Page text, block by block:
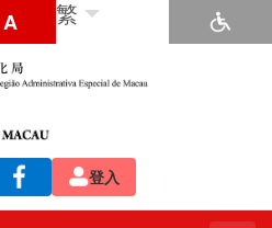
A 繁
登入